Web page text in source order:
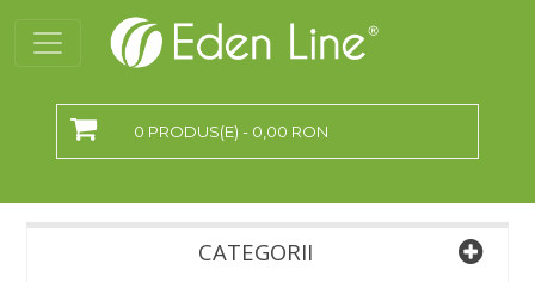
0 PRODUS(E) - 0,00 RON
CATEGORII